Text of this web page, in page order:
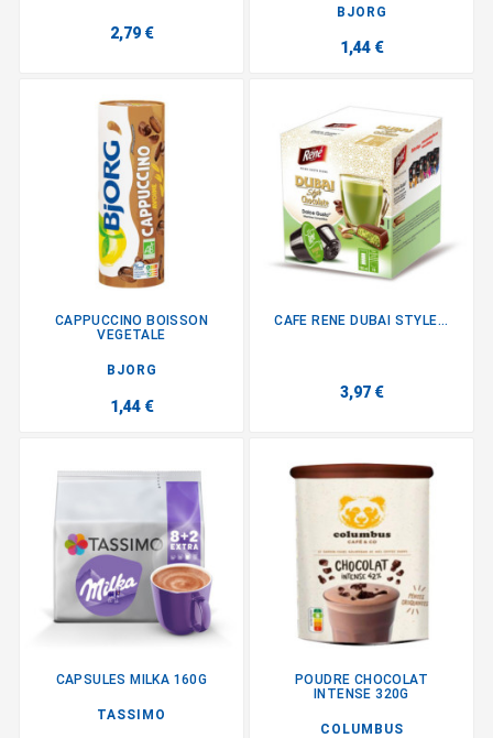
2,79 €
BJORG
1,44 €
CAPPUCCINO BOISSON
VEGETALE
BJORG
1,44 €
CAFE RENE DUBAI STYLE...
3,97 €
CAPSULES MILKA 160G
TASSIMO
POUDRE CHOCOLAT
INTENSE 320G
COLUMBUS